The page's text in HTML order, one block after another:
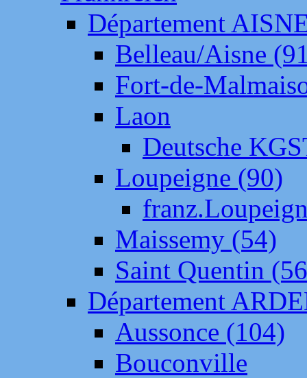
Département
Belleau/Aisne
Fort-de-
Laon
Deutsche
Loupeigne (90)
Maissemy (54)
Saint Quentin
Département
Aussonce (104)
Bouconville